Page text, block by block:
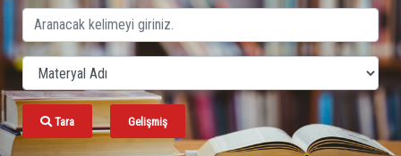
Tara Gelişmiş